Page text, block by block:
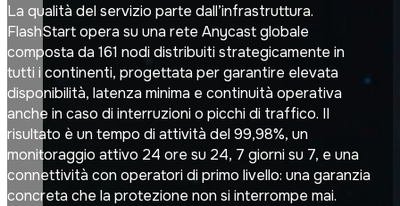
La qualità del servizio parte dall’infrastruttura.
FlashStart opera su una rete Anycast globale
composta da 161 nodi distribuiti strategicamente in
tutti i continenti, progettata per garantire elevata
disponibilità, latenza minima e continuità operativa
anche in caso di interruzioni o picchi di traffico. Il
risultato è un tempo di attività del 99,98%, un
monitoraggio attivo 24 ore su 24, 7 giorni su 7, e una
connettività con operatori di primo livello: una garanzia
concreta che la protezione non si interrompe mai.